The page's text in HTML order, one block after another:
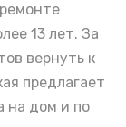
13 лет. За
вернуть к
предлагает
на дом и по